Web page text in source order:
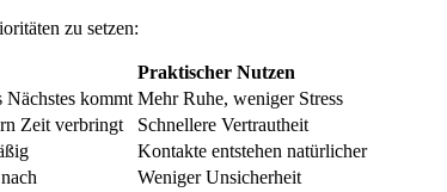
zu setzen:
Praktischer Nutzen
Nächstes kommt Mehr Ruhe, weniger Stress
Zeit verbringt
Schnellere Vertrautheit
Kontakte entstehen natürlicher
Weniger Unsicherheit